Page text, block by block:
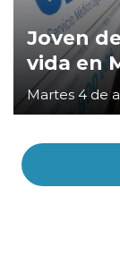
Joven
vida en
Martes 4 de